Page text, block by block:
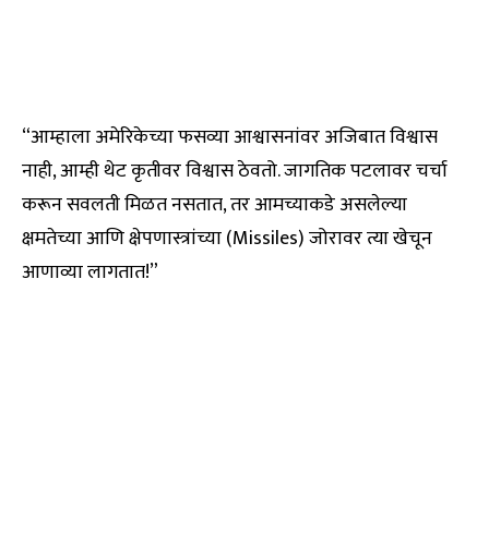
“आम्हाला अमेरिकेच्या फसव्या आश्वासनांवर अजिबात विश्वास
नाही, आम्ही थेट कृतीवर विश्वास ठेवतो. जागतिक पटलावर चर्चा
करून सवलती मिळत नसतात, तर आमच्याकडे असलेल्या
क्षमतेच्या आणि क्षेपणास्त्रांच्या (Missiles) जोरावर त्या खेचून
आणाव्या लागतात!”